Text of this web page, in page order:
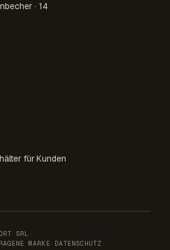
· 14
für Kunden
SRL ·
MARKE · DATENSCHUTZ ·